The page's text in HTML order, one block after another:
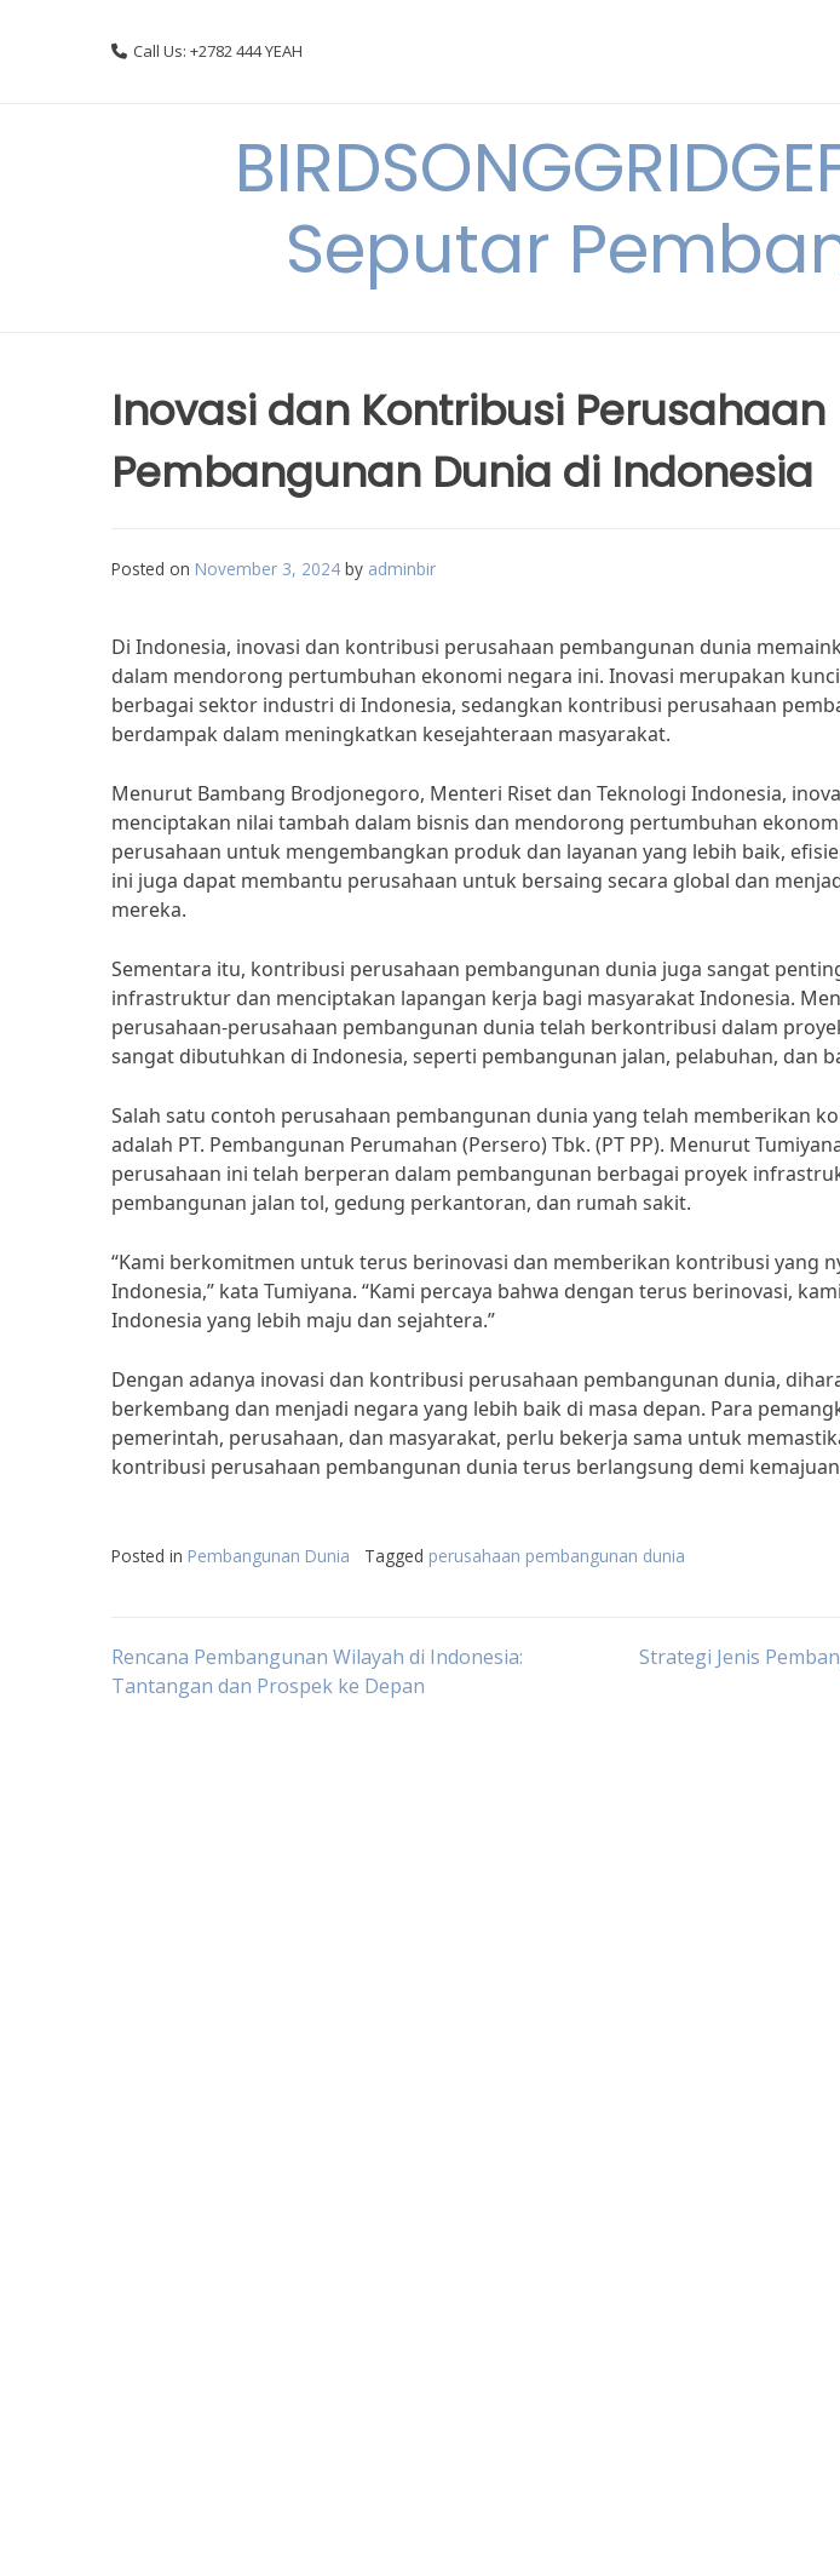
Call Us: +2782 444 YEAH
Seputar
Inovasi dan Kontribusi Perusahaan
Pembangunan Dunia di Indonesia
Posted on November 3, 2024 by adminbir
Di Indonesia, inovasi dan kontribusi perusahaan pembangunan dunia
dalam mendorong pertumbuhan ekonomi negara ini. Inovasi merupakan
berbagai sektor industri di Indonesia, sedangkan kontribusi perusahaan
berdampak dalam meningkatkan kesejahteraan masyarakat.
Menurut Bambang Brodjonegoro, Menteri Riset dan Teknologi Indonesia,
menciptakan nilai tambah dalam bisnis dan mendorong pertumbuhan
perusahaan untuk mengembangkan produk dan layanan yang lebih baik,
ini juga dapat membantu perusahaan untuk bersaing secara global dan
mereka.
Sementara itu, kontribusi perusahaan pembangunan dunia juga sangat
infrastruktur dan menciptakan lapangan kerja bagi masyarakat Indonesia.
perusahaan-perusahaan pembangunan dunia telah berkontribusi dalam
sangat dibutuhkan di Indonesia, seperti pembangunan jalan, pelabuhan, dan
Salah satu contoh perusahaan pembangunan dunia yang telah memberikan
adalah PT. Pembangunan Perumahan (Persero) Tbk. (PT PP). Menurut
perusahaan ini telah berperan dalam pembangunan berbagai proyek
pembangunan jalan tol, gedung perkantoran, dan rumah sakit.
“Kami berkomitmen untuk terus berinovasi dan memberikan kontribusi yang
Indonesia,” kata Tumiyana. “Kami percaya bahwa dengan terus berinovasi,
Indonesia yang lebih maju dan sejahtera.”
Dengan adanya inovasi dan kontribusi perusahaan pembangunan dunia,
berkembang dan menjadi negara yang lebih baik di masa depan. Para
pemerintah, perusahaan, dan masyarakat, perlu bekerja sama untuk
kontribusi perusahaan pembangunan dunia terus berlangsung demi
Posted in Pembangunan Dunia Tagged perusahaan pembangunan dunia
Post
Rencana Pembangunan Wilayah di Indonesia:
Tantangan dan Prospek ke Depan
Strategi Jenis